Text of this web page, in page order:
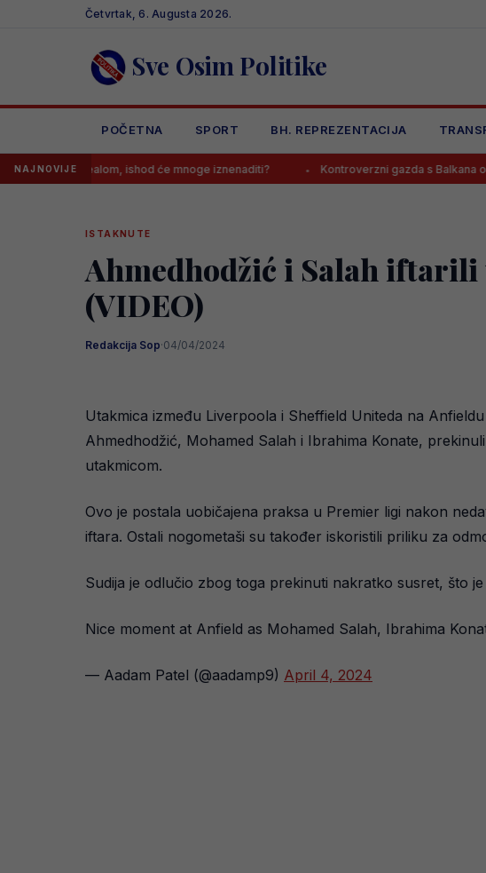
Četvrtak, 6. Augusta 2026.
Sve Osim Politike
POČETNA SPORT BH. REPREZENTACIJA
NAJNOVIJE
ishod će mnoge iznenaditi? Kontroverzni gazda s Balkana o Jovi Lukiću:
ISTAKNUTE
Ahmedhodžić i Salah iftarili
(VIDEO)
Redakcija Sop·04/04/2024
Utakmica između Liverpoola i Sheffield Uniteda na
Ahmedhodžić, Mohamed Salah i Ibrahima Konate,
utakmicom.
Ovo je postala uobičajena praksa u Premier ligi nakon
iftara. Ostali nogometaši su također iskoristili priliku za
Sudija je odlučio zbog toga prekinuti nakratko susret, što
Nice moment at Anfield as Mohamed Salah, Ibrahima
— Aadam Patel (@aadamp9) April 4, 2024